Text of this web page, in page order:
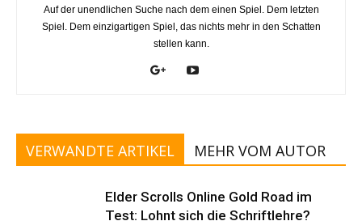
Auf der unendlichen Suche nach dem einen Spiel. Dem letzten
Spiel. Dem einzigartigen Spiel, das nichts mehr in den Schatten
stellen kann.
VERWANDTE ARTIKEL MEHR VOM AUTOR
Elder Scrolls Online Gold Road im
Test: Lohnt sich die Schriftlehre?